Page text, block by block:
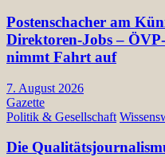
Postenschacher am
Direktoren-Jobs –
nimmt Fahrt auf
7. August 2026
Gazette
Politik & Gesellschaft
Die